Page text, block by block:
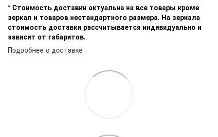
* Стоимость доставки актуальна на все товары кроме
зеркал и товаров нестандартного размера. На зеркала
стоимость доставки рассчитывается индивидуально и
зависит от габаритов.
Подробнее о доставке